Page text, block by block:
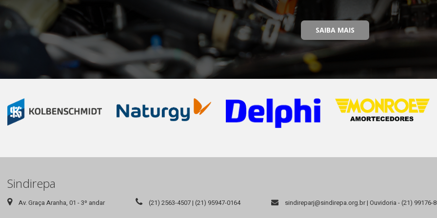
SAIBA MAIS
Sindirepa
Av. Graça Aranha, 01 - 3º andar (21) 2563-4507 | (21) 95947-0164 sindireparj@sindirepa.org.br | Ouvidoria - (21) 99176-